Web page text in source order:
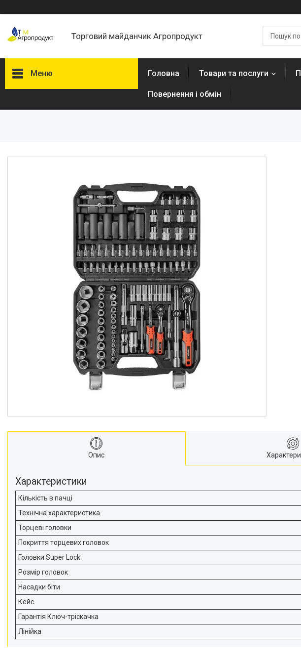
Торговий майданчик Агропродукт
Меню
Поширені запитання
Доставка та оплата
Головна Товари та послуги
Повернення і обмін
Опис
Характеристики
Кількість в пачці
Технічна характеристика
Торцеві головки
Покриття торцевих головок
Головки Super Lock
Розмір головок
Насадки біти
Кейс
Гарантія Ключ-тріскачка
Лінійка